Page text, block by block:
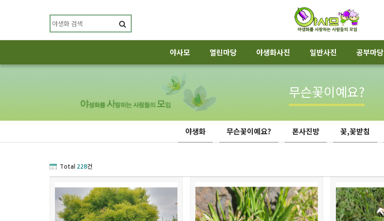
야사모 열린마당 야생화사진 일반사진 공부마당
무슨꽃이예요?
야생화 무슨꽃이예요? 폰사진방 꽃,꽃받침
Total 228건